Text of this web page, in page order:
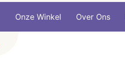
Onze Winkel Over Ons